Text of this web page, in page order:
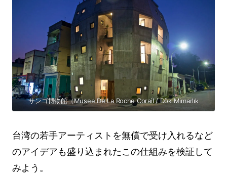
サンゴ博物館（Musee De La Roche Corail / Dök Mimarlık
台湾の若手アーティストを無償で受け入れるなど
のアイデアも盛り込まれたこの仕組みを検証して
みよう。